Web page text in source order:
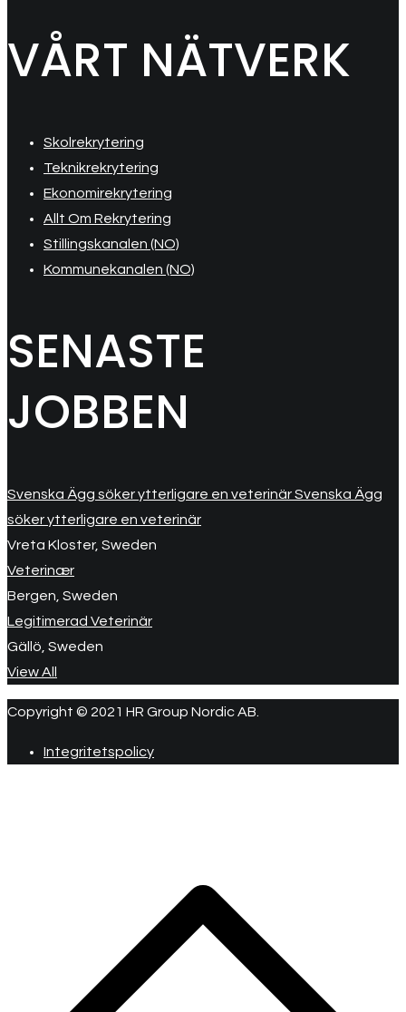
VÅRT NÄTVERK
Skolrekrytering
Teknikrekrytering
Ekonomirekrytering
Allt Om Rekrytering
Stillingskanalen (NO)
Kommunekanalen (NO)
SENASTE
JOBBEN
Svenska Ägg söker ytterligare en veterinär Svenska Ägg
söker ytterligare en veterinär
Vreta Kloster, Sweden
Veterinær
Bergen, Sweden
Legitimerad Veterinär
Gällö, Sweden
View All
Copyright © 2021 HR Group Nordic AB.
Integritetspolicy